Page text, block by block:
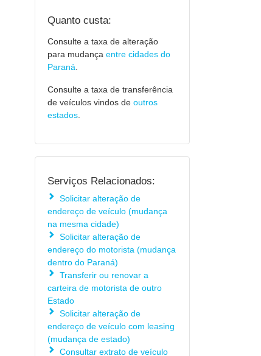
Quanto custa:
Consulte a taxa de alteração
para mudança entre cidades do
Paraná
Consulte a taxa de transferência
de veículos vindos de outros
estados
Serviços Relacionados:
Solicitar alteração de
endereço de veículo (mudança
na mesma cidade)
Solicitar alteração de
endereço do motorista (mudança
dentro do Paraná)
Transferir ou renovar a
carteira de motorista de outro
Estado
Solicitar alteração de
endereço de veículo com leasing
(mudança de estado)
Consultar extrato de veículo